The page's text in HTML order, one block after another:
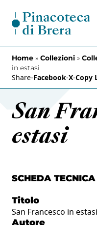
Home » Collezioni »
in estasi
Share-Facebook-X-Copy
San
estasi
SCHEDA TECNICA
Titolo
San Francesco in estasi
Autore